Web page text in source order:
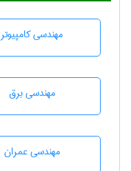
مهندسی كامپيوتر
مهندسی برق
مهندسی عمران